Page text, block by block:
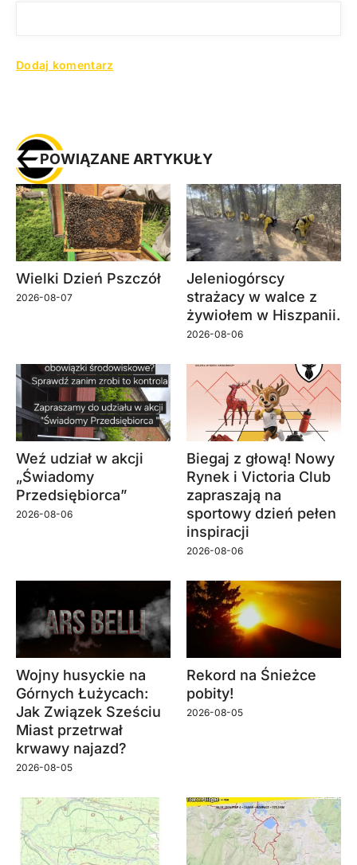
POWIĄZANE ARTYKUŁY
Wielki Dzień Pszczół
2026-08-07
Jeleniogórscy
strażacy w walce z
żywiołem w Hiszpanii.
2026-08-06
Weź udział w akcji
„Świadomy
Przedsiębiorca”
2026-08-06
Biegaj z głową! Nowy
Rynek i Victoria Club
zapraszają na
sportowy dzień pełen
inspiracji
2026-08-06
Wojny husyckie na
Górnych Łużycach:
Jak Związek Sześciu
Miast przetrwał
krwawy najazd?
2026-08-05
Rekord na Śnieżce
pobity!
2026-08-05